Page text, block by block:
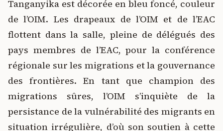
Tanganyika est décorée en bleu foncé, couleur
de l’OIM. Les drapeaux de l’OIM et de l’EAC
flottent dans la salle, pleine de délégués des
pays membres de l’EAC, pour la conférence
régionale sur les migrations et la gouvernance
des frontières. En tant que champion des
migrations sûres, l’OIM s’inquiète de la
persistance de la vulnérabilité des migrants en
situation irrégulière, d’où son soutien à cette